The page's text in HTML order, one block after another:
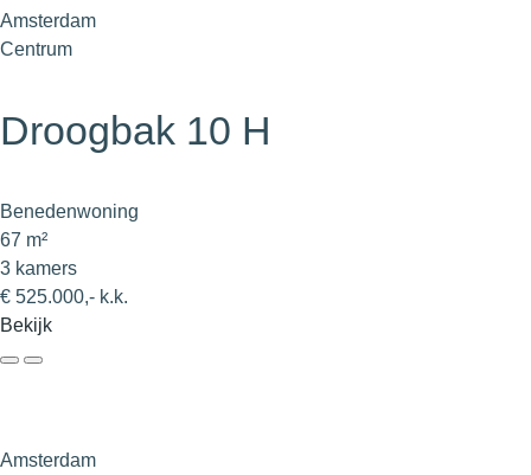
Amsterdam
Centrum
Droogbak 10 H
Benedenwoning
67 m²
3 kamers
€ 525.000,- k.k.
Bekijk
Amsterdam